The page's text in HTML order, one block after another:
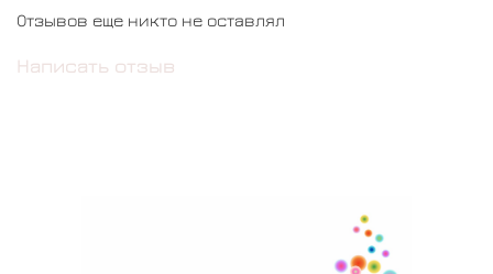
Отзывов еще никто не оставлял
Написать отзыв